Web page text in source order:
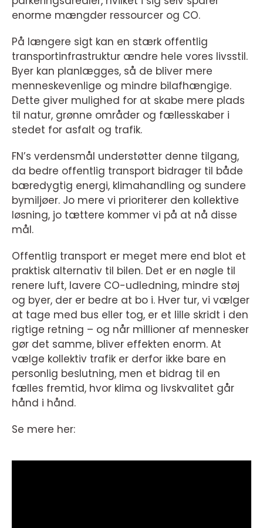
enorme mængder ressourcer og CO.
På længere sigt kan en stærk offentlig
transportinfrastruktur ændre hele vores livsstil.
Byer kan planlægges, så de bliver mere
menneskevenlige og mindre bilafhængige.
Dette giver mulighed for at skabe mere plads
til natur, grønne områder og fællesskaber i
stedet for asfalt og trafik.
FN’s verdensmål understøtter denne tilgang,
da bedre offentlig transport bidrager til både
bæredygtig energi, klimahandling og sundere
bymiljøer. Jo mere vi prioriterer den kollektive
løsning, jo tættere kommer vi på at nå disse
mål.
Offentlig transport er meget mere end blot et
praktisk alternativ til bilen. Det er en nøgle til
renere luft, lavere CO-udledning, mindre støj
og byer, der er bedre at bo i. Hver tur, vi vælger
at tage med bus eller tog, er et lille skridt i den
rigtige retning – og når millioner af mennesker
gør det samme, bliver effekten enorm. At
vælge kollektiv trafik er derfor ikke bare en
personlig beslutning, men et bidrag til en
fælles fremtid, hvor klima og livskvalitet går
hånd i hånd.
Se mere her: